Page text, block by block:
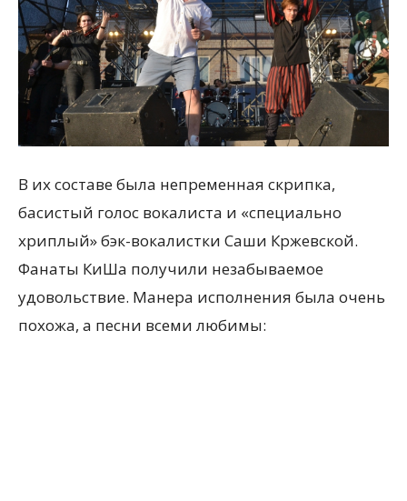
В их составе была непременная скрипка,
басистый голос вокалиста и «специально
хриплый» бэк-вокалистки Саши Кржевской.
Фанаты КиШа получили незабываемое
удовольствие. Манера исполнения была очень
похожа, а песни всеми любимы: